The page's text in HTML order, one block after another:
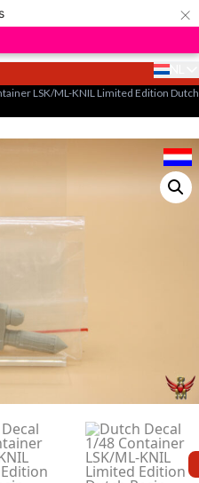
×
Select
LSK/ML-KNIL Limited Edition Dutch